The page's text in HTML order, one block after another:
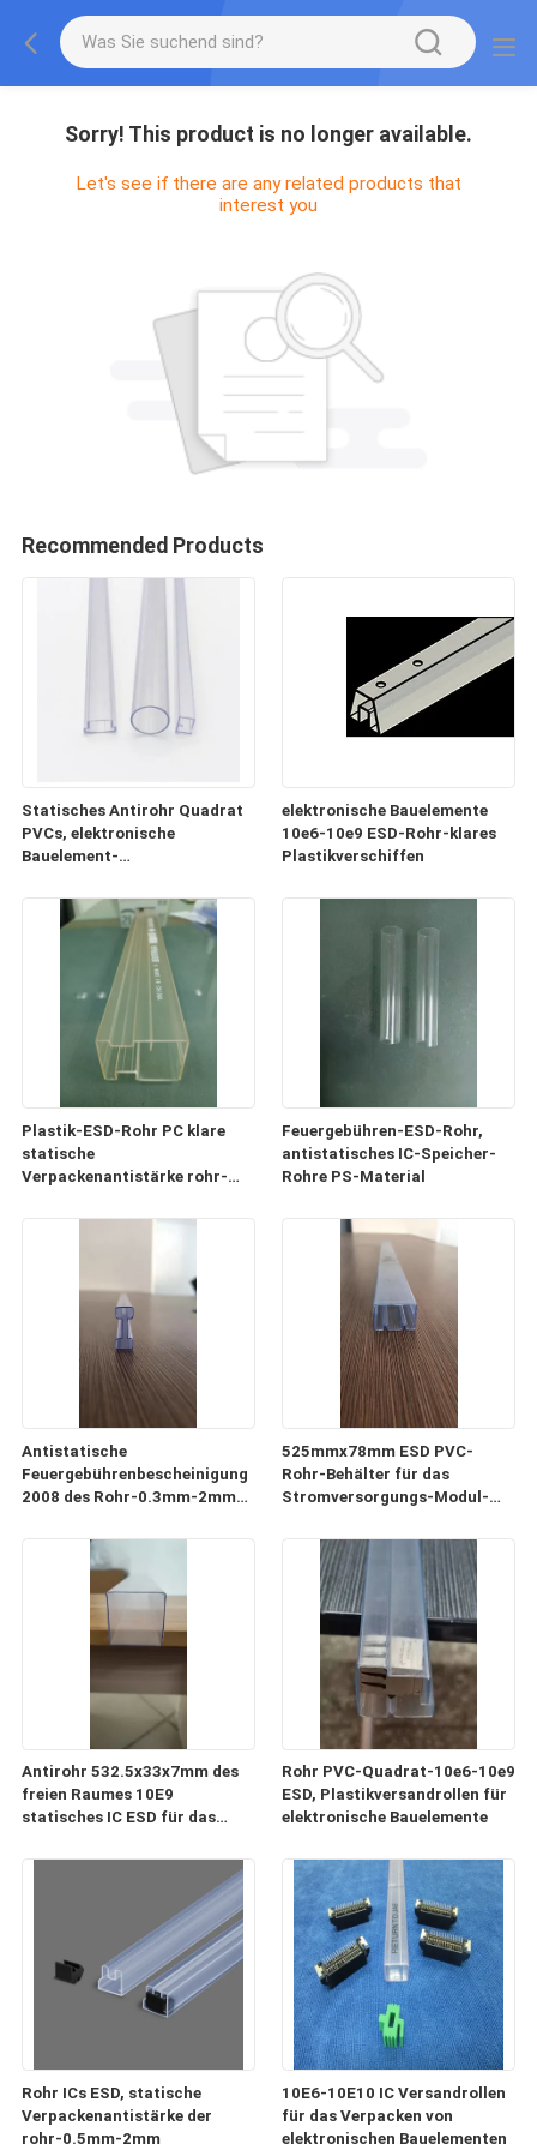
Sorry! This product is no longer available.
Let's see if there are any related products that
interest you
Recommended Products
Statisches Antirohr Quadrat
PVCs, elektronische
Bauelement-
elektronische Bauelemente
10e6-10e9 ESD-Rohr-klares
Plastikverschiffen
Plastik-ESD-Rohr PC klare
statische
Verpackenantistärke rohr-
Feuergebühren-ESD-Rohr,
antistatisches IC-Speicher-
Rohre PS-Material
Antistatische
Feuergebührenbescheinigung
2008 des Rohr-0.3mm-2mm
525mmx78mm ESD PVC-
Rohr-Behälter für das
Stromversorgungs-Modul-
Antirohr 532.5x33x7mm des
freien Raumes 10E9
statisches IC ESD für das
Rohr PVC-Quadrat-10e6-10e9
ESD, Plastikversandrollen für
elektronische Bauelemente
Rohr ICs ESD, statische
Verpackenantistärke der
rohr-0.5mm-2mm
10E6-10E10 IC Versandrollen
für das Verpacken von
elektronischen Bauelementen